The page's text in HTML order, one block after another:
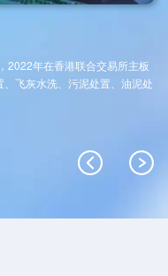
外基地，以融合优势链接国际
使阅读在企业内部蔚然成风。
既是集团学习借鉴省属兄弟企
2022年在香港联合交易所主板
飞灰水洗、污泥处置、油泥处